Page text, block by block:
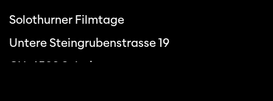
Solothurner Filmtage
Untere Steingrubenstrasse 19
CH-4502 Solothurn